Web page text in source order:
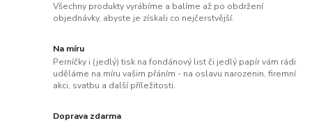
Všechny produkty vyrábíme a balíme až po obdržení
objednávky, abyste je získali co nejčerstvější.
Na míru
Perníčky i (jedlý) tisk na fondánový list či jedlý papír vám rádi
uděláme na míru vašim přáním - na oslavu narozenin, firemní
akci, svatbu a další příležitosti.
Doprava zdarma